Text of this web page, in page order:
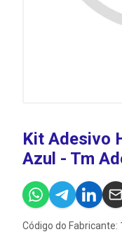
Kit Adesivo
Azul - Tm
Código do Fabricante: